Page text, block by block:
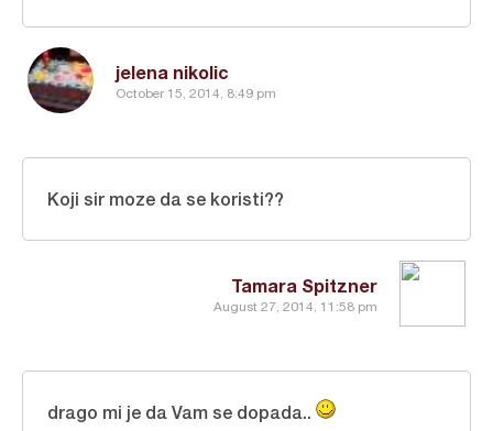
jelena nikolic
October 15, 2014, 8:49 pm
Tamara Spitzner
August 27, 2014, 11:58 pm
Koji sir moze da se koristi??
drago mi je da Vam se dopada..